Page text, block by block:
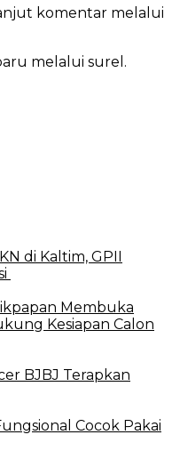
komentar melalui
melalui surel.
di Kaltim, GPII
Membuka
Kesiapan Calon
BJBJ Terapkan
Cocok Pakai